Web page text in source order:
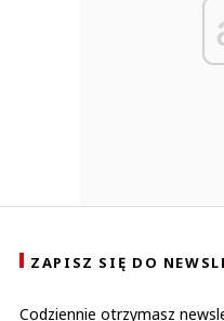
ZAPISZ SIĘ DO
Codziennie otrzymasz